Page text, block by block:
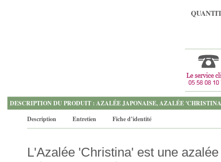
DESCRIPTION DU PRODUIT : AZALÉE JAPONAISE, AZALÉE
Description
Entretien Fiche d’identité
L'Azalée 'Christina' est une